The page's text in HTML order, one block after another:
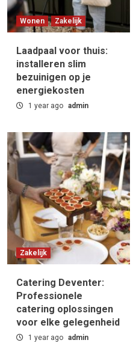
de basisschool: hoe
Professionele catering
elke gelegenheid
kosten: inzicht in de kosten
Wonen Zakelijk
Laadpaal voor thuis:
installeren slim
bezuinigen op je
energiekosten
1 year ago admin
Zakelijk
Catering Deventer:
Professionele
catering oplossingen
voor elke gelegenheid
1 year ago admin